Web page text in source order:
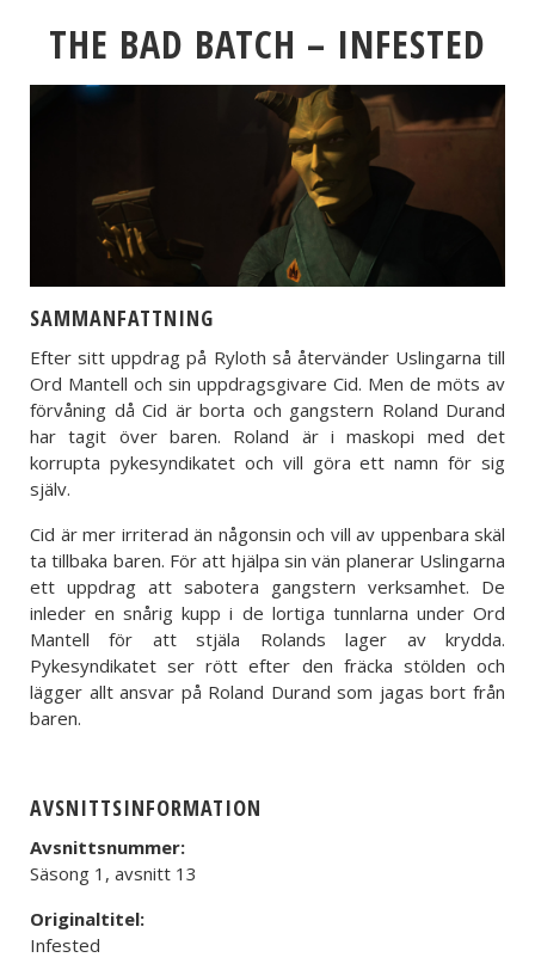
THE BAD BATCH – INFESTED
SAMMANFATTNING
Efter sitt uppdrag på Ryloth så återvänder Uslingarna till
Ord Mantell och sin uppdragsgivare Cid. Men de möts av
förvåning då Cid är borta och gangstern Roland Durand
har tagit över baren. Roland är i maskopi med det
korrupta pykesyndikatet och vill göra ett namn för sig
själv.
Cid är mer irriterad än någonsin och vill av uppenbara skäl
ta tillbaka baren. För att hjälpa sin vän planerar Uslingarna
ett uppdrag att sabotera gangstern verksamhet. De
inleder en snårig kupp i de lortiga tunnlarna under Ord
Mantell för att stjäla Rolands lager av krydda.
Pykesyndikatet ser rött efter den fräcka stölden och
lägger allt ansvar på Roland Durand som jagas bort från
baren.
AVSNITTSINFORMATION
Avsnittsnummer:
Säsong 1, avsnitt 13
Originaltitel:
Infested